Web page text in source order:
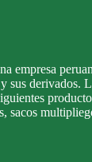
empresa
sus derivados.
sacos